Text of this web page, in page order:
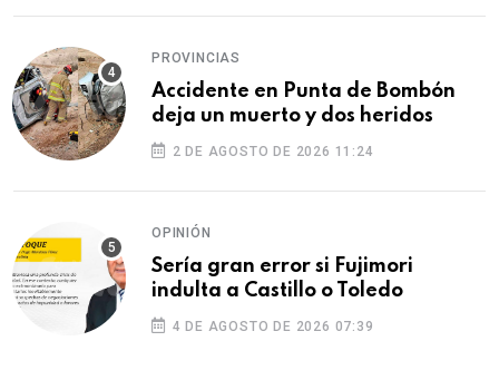
PROVINCIAS
Accidente en Punta de Bombón
deja un muerto y dos heridos
2 DE AGOSTO DE 2026 11:24
OPINIÓN
Sería gran error si Fujimori
indulta a Castillo o Toledo
4 DE AGOSTO DE 2026 07:39